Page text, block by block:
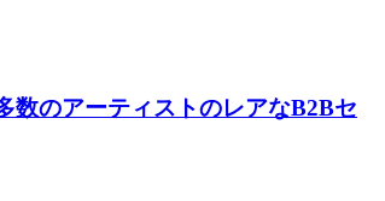
数のアーティストのレアなB2Bセ